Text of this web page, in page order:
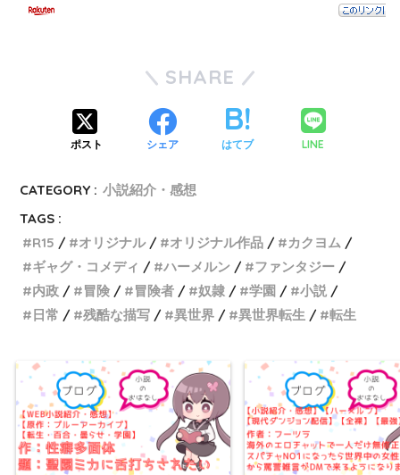
SHARE
ポスト シェア はてブ LINE
CATEGORY : 小説紹介・感想
TAGS :
R15
オリジナル オリジナル作品
カクヨム
ギャグ・コメディ
ハーメルン
ファンタジー
内政
冒険 冒険者 奴隷 学園
小説
日常
残酷な描写 異世界 異世界転生 転生